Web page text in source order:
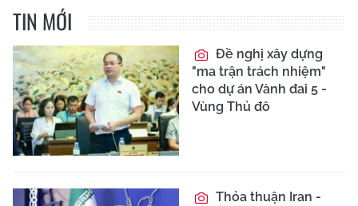
TIN MỚI
Đề nghị xây dựng
"ma trận trách nhiệm"
cho dự án Vành đai 5 -
Vùng Thủ đô
Thỏa thuận Iran -